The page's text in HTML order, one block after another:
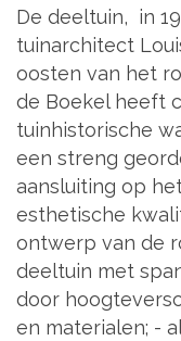
De deeltuin, in
tuinarchitect
oosten van het
de Boekel heeft
tuinhistorische
een streng
aansluiting op
esthetische
ontwerp van de
deeltuin met
door
en materialen; -